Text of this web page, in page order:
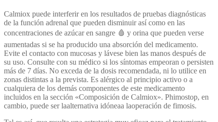
Calmiox puede interferir en los resultados de pruebas diagnósticas
de la función adrenal que pueden disminuir así como en las
concentraciones de azúcar en sangre 🩸​ y orina que pueden verse
aumentadas si se ha producido una absorción del medicamento.
Evite el contacto con mucosas y lávese bien las manos después de
su uso. Consulte con su médico si los síntomas empeoran o persisten
más de 7 días. No exceda de la dosis recomendada, ni lo utilice en
zonas distintas a la prevista. Es alérgico al principio activo o a
cualquiera de los demás componentes de este medicamento
incluidos en la sección «Composición de Calmiox». Phimostop, en
cambio, puede ser laalternativa idóneaa laoperación de fimosis.